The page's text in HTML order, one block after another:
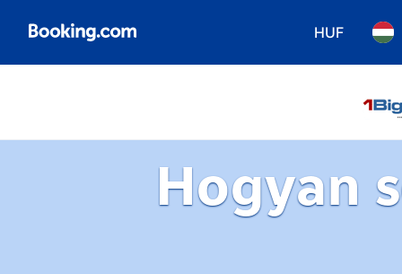
HUF
Hogyan